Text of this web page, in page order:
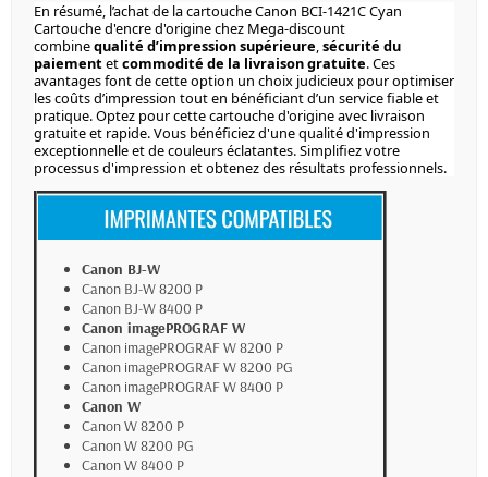
En résumé, l’achat de la cartouche Canon BCI-1421C Cyan
Cartouche d'encre d'origine chez Mega-discount
combinequalité d’impression supérieure,sécurité du
paiementetcommodité de la livraison gratuite. Ces
avantages font de cette option un choix judicieux pour optimiser
les coûts d’impression tout en bénéficiant d’un service fiable et
pratique. Optez pour cette cartouche d'origine avec livraison
gratuite et rapide. Vous bénéficiez d'une qualité d'impression
exceptionnelle et de couleurs éclatantes. Simplifiez votre
processus d'impression et obtenez des résultats professionnels.
Canon BJ-W
Canon BJ-W 8200 P
Canon BJ-W 8400 P
Canon imagePROGRAF W
Canon imagePROGRAF W 8200 P
Canon imagePROGRAF W 8200 PG
Canon imagePROGRAF W 8400 P
Canon W
Canon W 8200 P
Canon W 8200 PG
Canon W 8400 P